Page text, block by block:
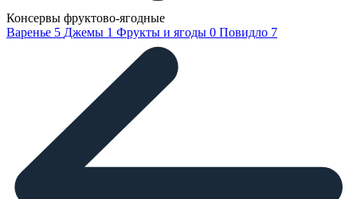
Консервы фруктово-ягодные
Варенье 5 Джемы 1 Фрукты и ягоды 0 Повидло 7